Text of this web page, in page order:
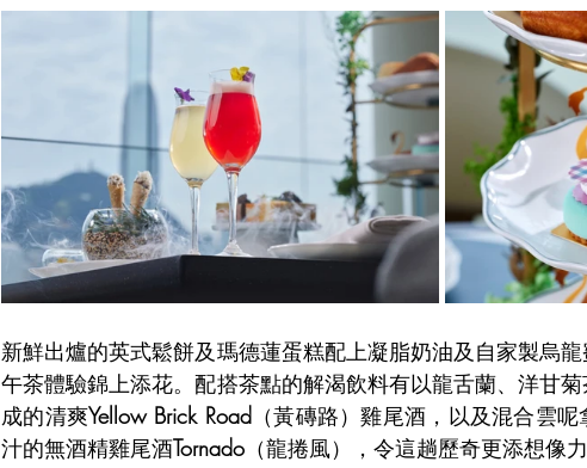
新鮮出爐的英式鬆餅及瑪德蓮蛋糕配上凝脂奶油及自家製烏
午茶體驗錦上添花。配搭茶點的解渴飲料有以龍舌蘭、洋甘
成的清爽Yellow Brick Road（黃磚路）雞尾酒，以及混合雲
汁的無酒精雞尾酒Tornado （龍捲風），令這趟歷奇更添想像力